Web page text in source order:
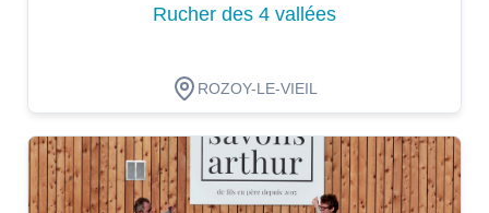
Rucher des 4 vallées
ROZOY-LE-VIEIL
Dégustation